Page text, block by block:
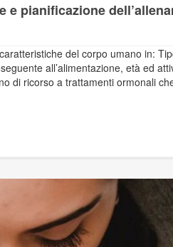
pianificazione
del corpo umano in:
all’alimentazione, età ed
di ricorso a trattamenti ormonali